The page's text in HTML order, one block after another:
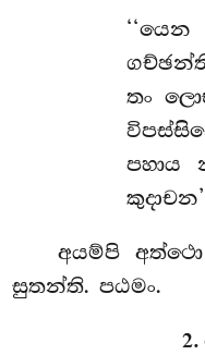
‘‘යෙන
තං
පහාය
අයම්පි
සුතන්ති. පඨමං.